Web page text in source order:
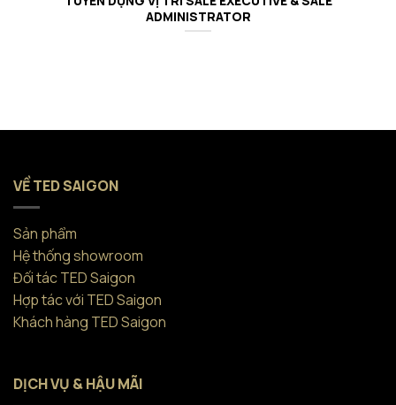
ADMINISTRATOR
VỀ TED SAIGON
Sản phẩm
Hệ thống showroom
Đối tác TED Saigon
Hợp tác với TED Saigon
Khách hàng TED Saigon
DỊCH VỤ & HẬU MÃI